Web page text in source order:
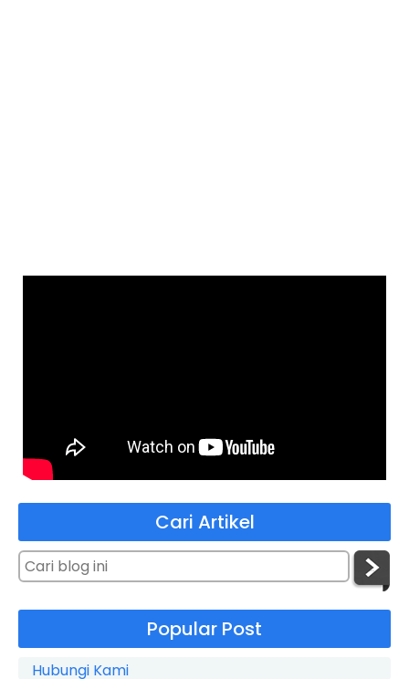
Cari Artikel
Popular Post
Hubungi Kami